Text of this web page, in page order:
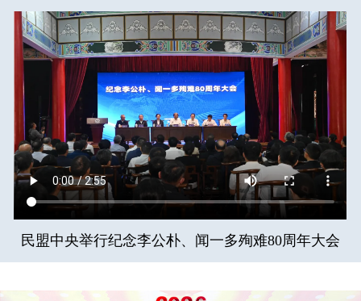
民盟中央举行纪念李公朴、闻一多殉难80周年大会